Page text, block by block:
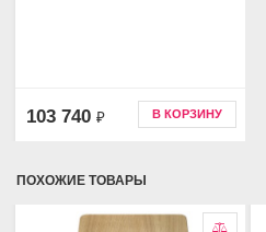
103 740 ₽ В КОРЗИНУ
ПОХОЖИЕ ТОВАРЫ